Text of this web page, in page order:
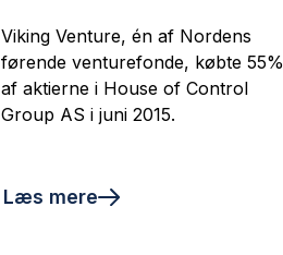
Viking Venture, én af Nordens
førende venturefonde, købte 55%
af aktierne i House of Control
Group AS i juni 2015.
Læs mere